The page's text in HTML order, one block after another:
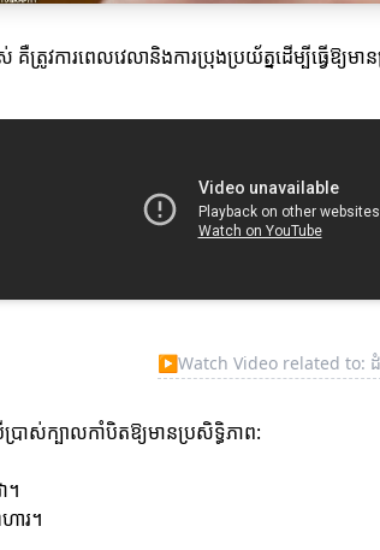
ការពេលវេលានិងការប្រុងប្រយ័ត្នដើម្បីធ្វើឱ្យមាន
▶Watch Video related to: ដំបូ
រាស់ក្បាលកាំបិតឱ្យមានប្រសិទ្ធិភាព:
។
ារ។